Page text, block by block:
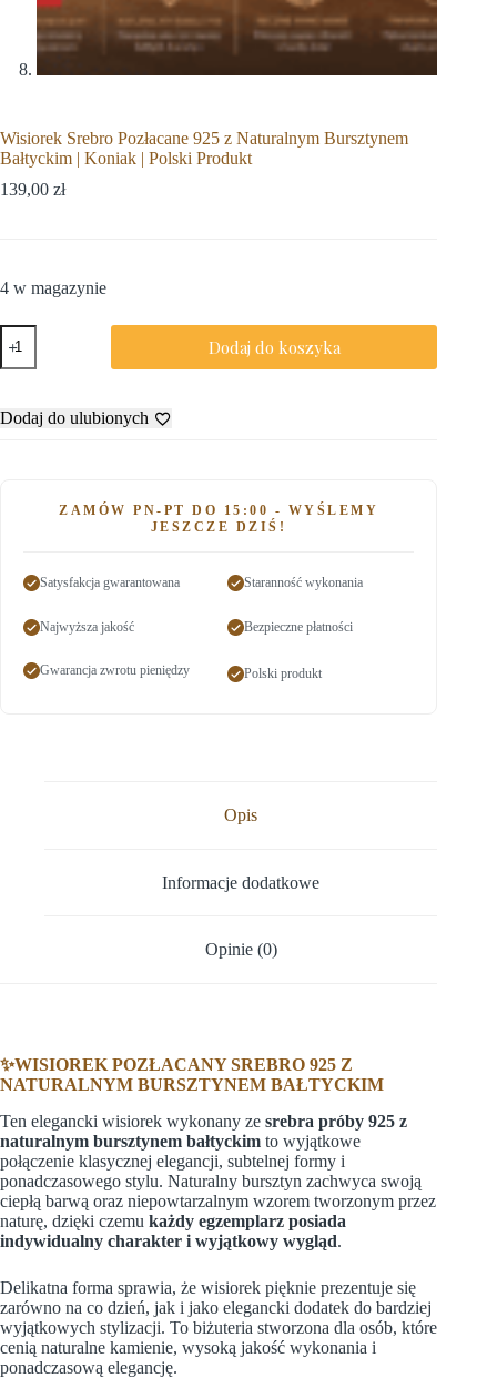
Wisiorek Srebro Pozłacane 925 z Naturalnym Bursztynem
Bałtyckim | Koniak | Polski Produkt
139,00 zł
4 w magazynie
Dodaj do koszyka
Dodaj do ulubionych
ZAMÓW PN-PT DO 15:00 - WYŚLEMY
JESZCZE DZIŚ!
Satysfakcja gwarantowana Staranność wykonania
Najwyższa jakość Bezpieczne płatności
Gwarancja zwrotu pieniędzy Polski produkt
Opis
Informacje dodatkowe
Opinie (0)
✨WISIOREK POZŁACANY SREBRO 925 Z
NATURALNYM BURSZTYNEM BAŁTYCKIM
Ten elegancki wisiorek wykonany ze srebra próby 925 z
naturalnym bursztynem bałtyckim to wyjątkowe
połączenie klasycznej elegancji, subtelnej formy i
ponadczasowego stylu. Naturalny bursztyn zachwyca swoją
ciepłą barwą oraz niepowtarzalnym wzorem tworzonym przez
naturę, dzięki czemu każdy egzemplarz posiada
indywidualny charakter i wyjątkowy wygląd.
Delikatna forma sprawia, że wisiorek pięknie prezentuje się
zarówno na co dzień, jak i jako elegancki dodatek do bardziej
wyjątkowych stylizacji. To biżuteria stworzona dla osób, które
cenią naturalne kamienie, wysoką jakość wykonania i
ponadczasową elegancję.